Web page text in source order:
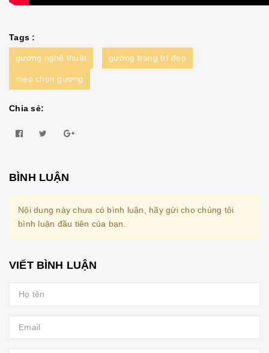
Tags :
gương nghệ thuật gương trang trí đẹp
mẹo chọn gương
Chia sẻ:
BÌNH LUẬN
Nội dung này chưa có bình luận, hãy gửi cho chúng tôi
bình luận đầu tiên của bạn.
VIẾT BÌNH LUẬN